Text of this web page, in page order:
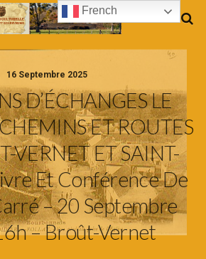
16 Septembre 2025
D’ÉCHANGES LE
ET ROUTES
VERNET ET SAINT-
Et Conférence De
– 20 Septembre
– Broût-Vernet
French